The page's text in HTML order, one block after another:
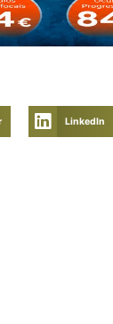
LinkedIn